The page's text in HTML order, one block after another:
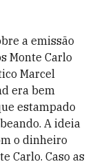
a emissão
Monte Carlo
Marcel
era bem
estampado
A ideia
o dinheiro
Carlo. Caso as